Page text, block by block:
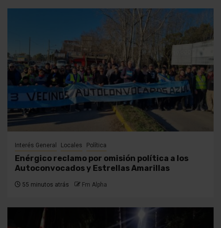
Interés General Locales Política
Enérgico reclamo por omisión política a los
Autoconvocados y Estrellas Amarillas
55 minutos atrás Fm Alpha